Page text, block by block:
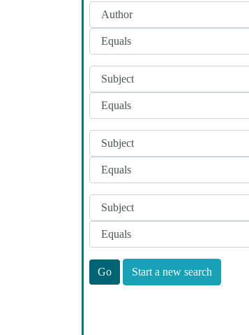
Start a new search